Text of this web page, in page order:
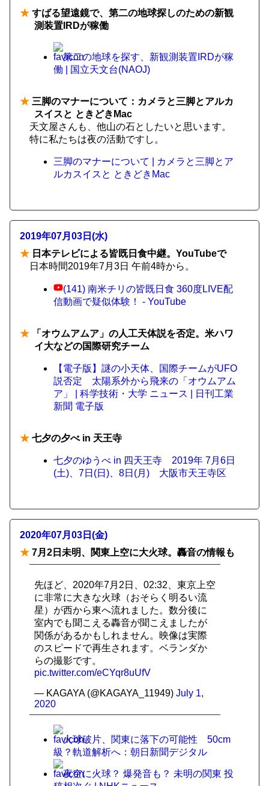
★ すばる望遠鏡で、第二の地球探しのための新観
測装置IRDが稼働
第二の地球を探す、新観測装置IRDが稼
働 | 国立天文台(NAOJ)
★ 三脚のマナーについて：カメラと三脚とアルカ
スイスと ときどきMac
天文屋さんも、他山の石としたいと思います。
特に私たちは夜の活動ですし。
三脚のマナーについて | カメラと三脚とア
ルカスイスと ときどきMac
2019年07月03日(水)
★ 日本テレビによる皆既日食中継。YouTubeで
日本時間2019年7月3日 午前4時から。
(141) 南米チリの皆既日食 360度LIVE配
信動画で疑似体験！ - YouTube
★ 「オウムアムア」の人工天体説を否定。米ハワ
イ大などの国際研究チーム
【電子版】謎の小天体、国際チームがUFO
説否定 太陽系外から飛来の「オウムアム
ア」 | 科学技術・大学 ニュース | 日刊工業
新聞 電子版
★ 七夕の夕べ in 天王寺
七夕のゆうべ in 四天王寺 2019年 7月6日
(土)、7日(日)、8日(月) 大阪市天王寺区
2020年07月03日(金)
★ 7月2日未明、関東上空に大火球。轟音の情報も
先ほど、2020年7月2日、02:32、東京上空
に非常に大きな火球（おそらく明るい流
星）が西から東へ流れました。数分後に
室内でも聞こえる轟音が聞こえましたが
関係があるかもしれません。映像は実際
のスピードで再生されます。ベランダか
らの撮影です。
pic.twitter.com/eCYqr8uUfV
— KAGAYA (@KAGAYA_11949) July 1,
2020
火球破片、関東に落下の可能性 50cm
級？軌道解析へ：朝日新聞デジタル
夜空に火球？ 爆発音も？ 未明の関東 投